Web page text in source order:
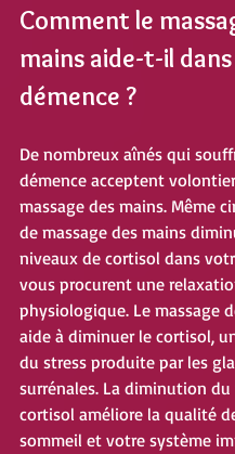
Comment le
mains aide-t-il dans
démence ?
De nombreux aînés qui
démence acceptent
massage des mains. Même
de massage des mains
niveaux de cortisol dans
vous procurent une
physiologique. Le massage
aide à diminuer le cortisol,
du stress produite par les
surrénales. La diminution
cortisol améliore la qualité
sommeil et votre système